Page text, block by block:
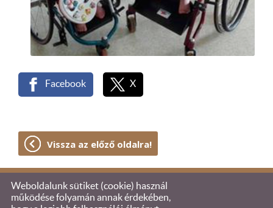
Facebook X
Vissza az előző oldalra!
© 2026 - Együtt Olivérért Alapítvány
Weboldalunk sütiket (cookie) használ
működése folyamán annak érdekében,